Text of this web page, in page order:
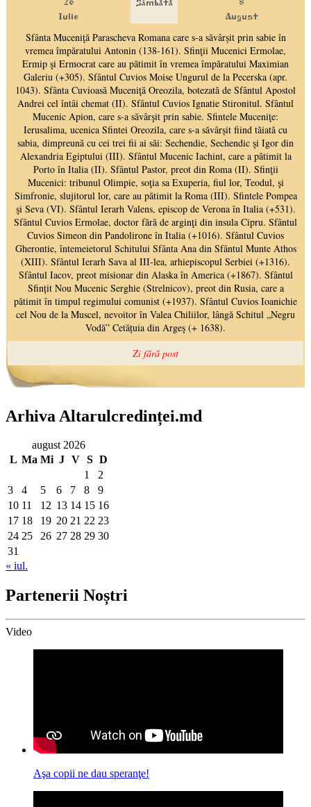
Arhiva Altarulcredinței.md
august 2026
L Ma Mi J V S D
1
2
3
4 5 6 7 8
9
10 11 12 13 14 15 16
17 18 19 20 21 22 23
24 25 26 27 28 29 30
31
« iul.
Partenerii Noștri
Video
Aşa copii ne dau speranţe!